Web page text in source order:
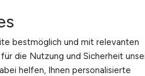
bestmöglich und mit relevanten
die Nutzung und Sicherheit
helfen, Ihnen personalisierte